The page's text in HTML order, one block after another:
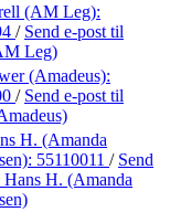
(AM Leg):
/ Send e-post til
Leg)
(Amadeus):
/ Send e-post til
H. (Amanda
55110011 / Send
H. (Amanda